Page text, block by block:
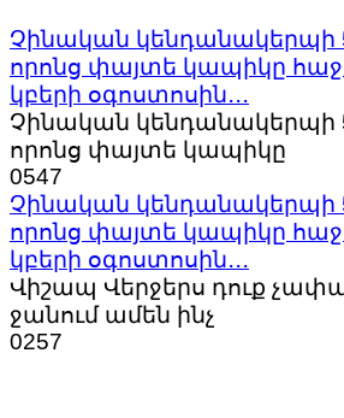
Չինական կենդանակերպի
որոնց փայտե կապիկը
կբերի օգոստոսին․․․
Չինական կենդանակերպի
որոնց փայտե կապիկը
0547
Չինական կենդանակերպի
որոնց փայտե կապիկը
կբերի օգոստոսին․․․
Վիշապ Վերջերս դուք
ջանում ամեն ինչ
0257